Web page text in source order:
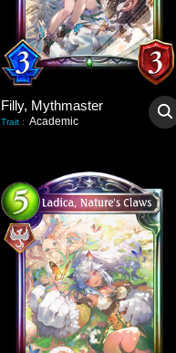
Filly, Mythmaster
Trait : Academic